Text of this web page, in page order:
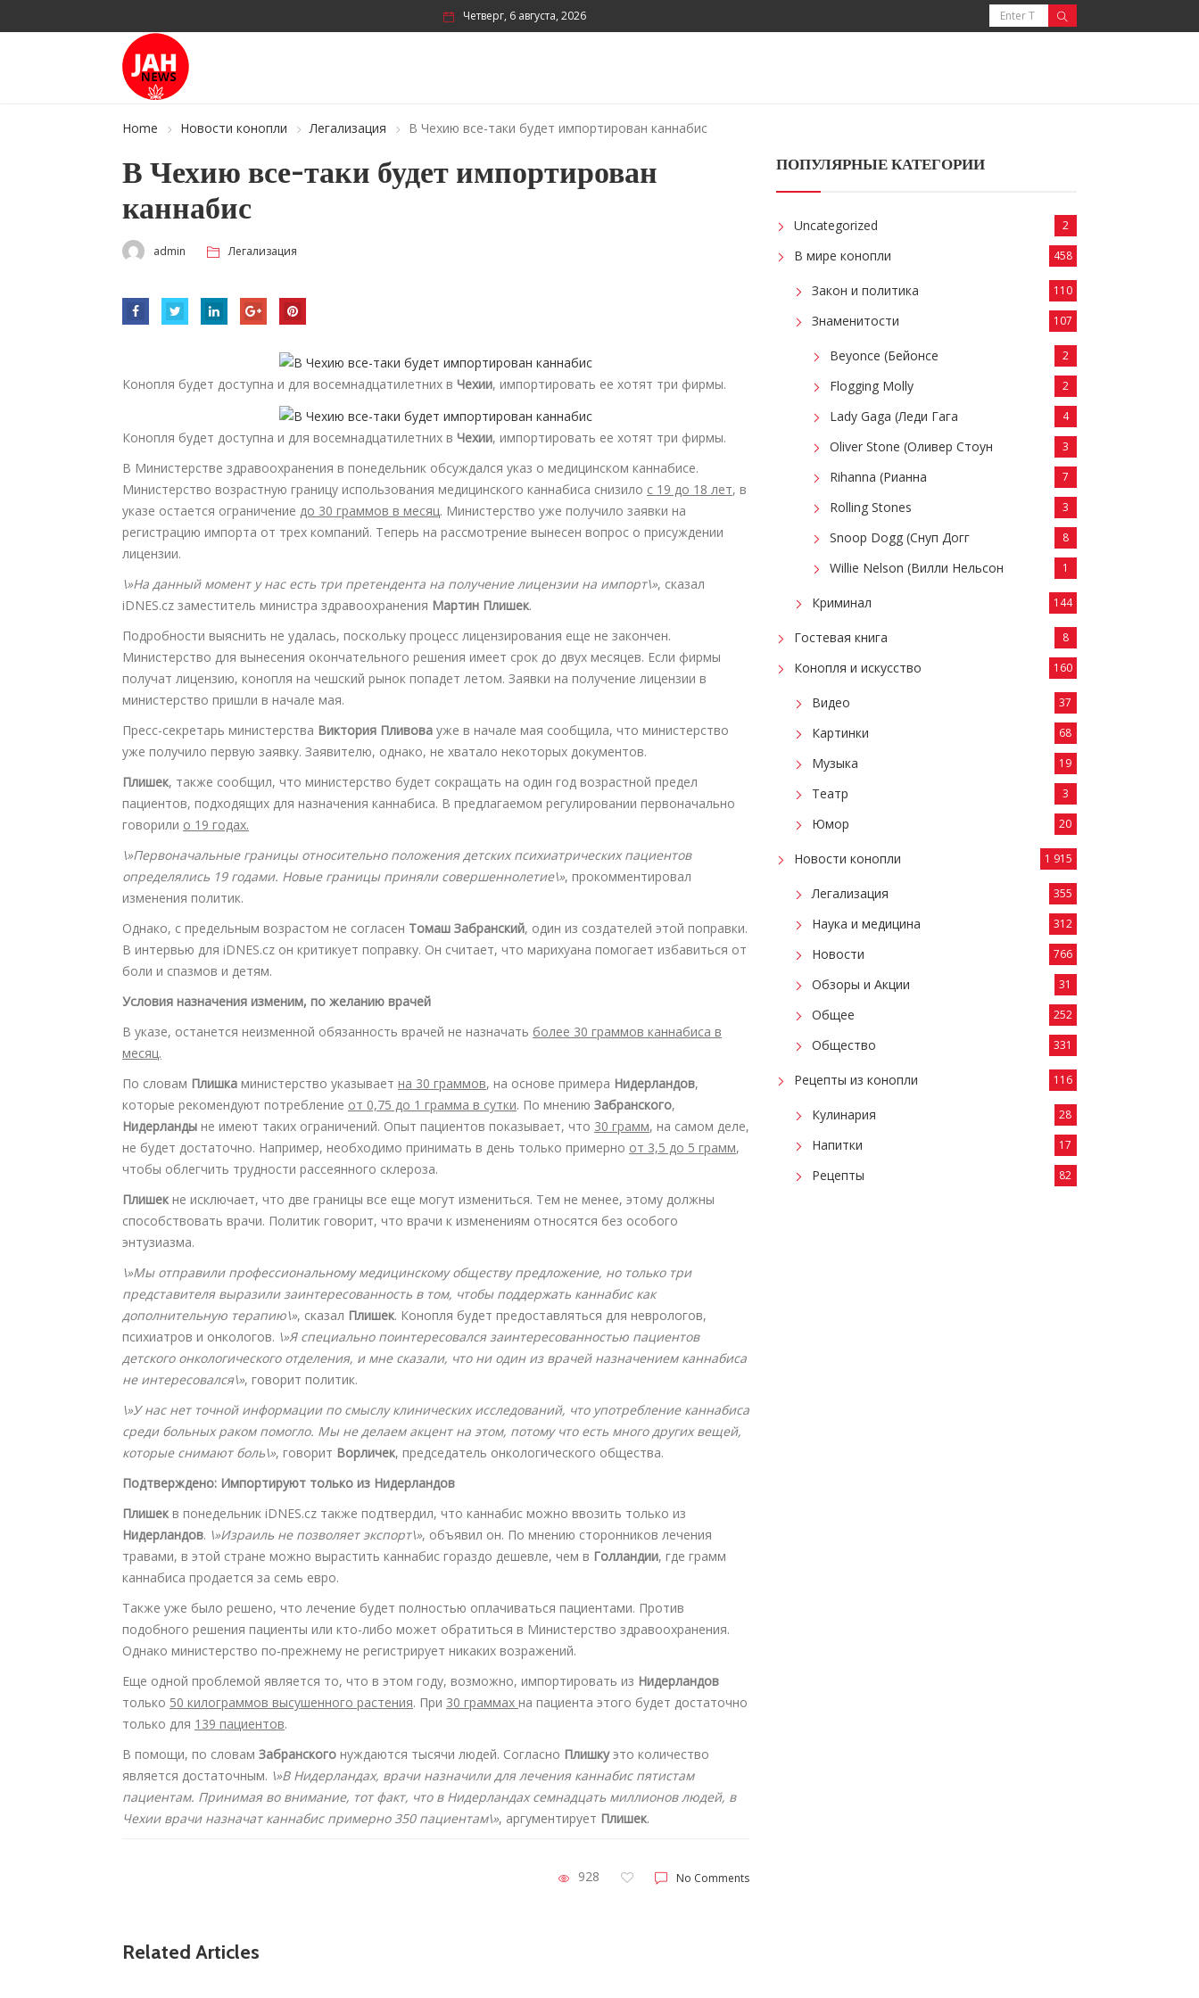
Четверг, 6 августа, 2026
Home Новости конопли Легализация В Чехию все-таки будет импортирован каннабис
В Чехию все-таки будет импортирован
каннабис
admin Легализация
Конопля будет доступна и для восемнадцатилетних в Чехии, импортировать ее хотят три фирмы.
Конопля будет доступна и для восемнадцатилетних в Чехии, импортировать ее хотят три фирмы.
В Министерстве здравоохранения в понедельник обсуждался указ о медицинском каннабисе.
Министерство возрастную границу использования медицинского каннабиса снизило с 19 до 18 лет, в
указе остается ограничение до 30 граммов в месяц. Министерство уже получило заявки на
регистрацию импорта от трех компаний. Теперь на рассмотрение вынесен вопрос о присуждении
лицензии.
\»На данный момент у нас есть три претендента на получение лицензии на импорт\», сказал
iDNES.cz заместитель министра здравоохранения Мартин Плишек.
Подробности выяснить не удалась, поскольку процесс лицензирования еще не закончен.
Министерство для вынесения окончательного решения имеет срок до двух месяцев. Если фирмы
получат лицензию, конопля на чешский рынок попадет летом. Заявки на получение лицензии в
министерство пришли в начале мая.
Пресс-секретарь министерства Виктория Пливова уже в начале мая сообщила, что министерство
уже получило первую заявку. Заявителю, однако, не хватало некоторых документов.
Плишек, также сообщил, что министерство будет сокращать на один год возрастной предел
пациентов, подходящих для назначения каннабиса. В предлагаемом регулировании первоначально
говорили о 19 годах.
\»Первоначальные границы относительно положения детских психиатрических пациентов
определялись 19 годами. Новые границы приняли совершеннолетие\», прокомментировал
изменения политик.
Однако, с предельным возрастом не согласен Томаш Забранский, один из создателей этой поправки.
В интервью для iDNES.cz он критикует поправку. Он считает, что марихуана помогает избавиться от
боли и спазмов и детям.
Условия назначения изменим, по желанию врачей
В указе, останется неизменной обязанность врачей не назначать более 30 граммов каннабиса в
месяц.
По словам Плишка министерство указывает на 30 граммов, на основе примера Нидерландов,
которые рекомендуют потребление от 0,75 до 1 грамма в сутки. По мнению Забранского,
Нидерланды не имеют таких ограничений. Опыт пациентов показывает, что 30 грамм, на самом деле,
не будет достаточно. Например, необходимо принимать в день только примерно от 3,5 до 5 грамм,
чтобы облегчить трудности рассеянного склероза.
Плишек не исключает, что две границы все еще могут измениться. Тем не менее, этому должны
способствовать врачи. Политик говорит, что врачи к изменениям относятся без особого
энтузиазма.
\»Мы отправили профессиональному медицинскому обществу предложение, но только три
представителя выразили заинтересованность в том, чтобы поддержать каннабис как
дополнительную терапию\», сказал Плишек. Конопля будет предоставляться для неврологов,
психиатров и онкологов. \»Я специально поинтересовался заинтересованностью пациентов
детского онкологического отделения, и мне сказали, что ни один из врачей назначением каннабиса
не интересовался\», говорит политик.
\»У нас нет точной информации по смыслу клинических исследований, что употребление каннабиса
среди больных раком помогло. Мы не делаем акцент на этом, потому что есть много других вещей,
которые снимают боль\», говорит Ворличек, председатель онкологического общества.
Подтверждено: Импортируют только из Нидерландов
Плишек в понедельник iDNES.cz также подтвердил, что каннабис можно ввозить только из
Нидерландов. \»Израиль не позволяет экспорт\», объявил он. По мнению сторонников лечения
травами, в этой стране можно вырастить каннабис гораздо дешевле, чем в Голландии, где грамм
каннабиса продается за семь евро.
Также уже было решено, что лечение будет полностью оплачиваться пациентами. Против
подобного решения пациенты или кто-либо может обратиться в Министерство здравоохранения.
Однако министерство по-прежнему не регистрирует никаких возражений.
Еще одной проблемой является то, что в этом году, возможно, импортировать из Нидерландов
только 50 килограммов высушенного растения. При 30 граммах на пациента этого будет достаточно
только для 139 пациентов.
В помощи, по словам Забранского нуждаются тысячи людей. Согласно Плишкуэто количество
является достаточным. \»В Нидерландах, врачи назначили для лечения каннабис пятистам
пациентам. Принимая во внимание, тот факт, что в Нидерландах семнадцать миллионов людей, в
Чехии врачи назначат каннабис примерно 350 пациентам\», аргументирует Плишек.
928 No Comments
Related Articles
ПОПУЛЯРНЫЕ КАТЕГОРИИ
Uncategorized 2
В мире конопли 458
Закон и политика 110
Знаменитости 107
Beyonce (Бейонсе 2
Flogging Molly 2
Lady Gaga (Леди Гага 4
Oliver Stone (Оливер Стоун 3
Rihanna (Рианна 7
Rolling Stones 3
Snoop Dogg (Снуп Догг 8
Willie Nelson (Вилли Нельсон 1
Криминал 144
Гостевая книга 8
Конопля и искусство 160
Видео 37
Картинки 68
Музыка 19
Театр 3
Юмор 20
Новости конопли 1 915
Легализация 355
Наука и медицина 312
Новости 766
Обзоры и Акции 31
Общее 252
Общество 331
Рецепты из конопли 116
Кулинария 28
Напитки 17
Рецепты 82